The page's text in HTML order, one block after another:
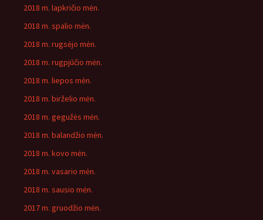
2018 m. lapkričio mėn.
2018 m. spalio mėn.
2018 m. rugsėjo mėn.
2018 m. rugpjūčio mėn.
2018 m. liepos mėn.
2018 m. birželio mėn.
2018 m. gegužės mėn.
2018 m. balandžio mėn.
2018 m. kovo mėn.
2018 m. vasario mėn.
2018 m. sausio mėn.
2017 m. gruodžio mėn.